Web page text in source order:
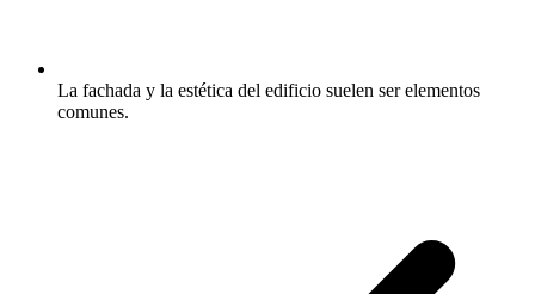
La fachada y la estética del edificio suelen ser elementos
comunes.